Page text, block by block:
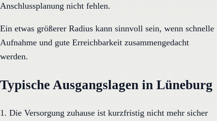
Anschlussplanung nicht fehlen.
Ein etwas größerer Radius kann sinnvoll sein, wenn schnelle
Aufnahme und gute Erreichbarkeit zusammengedacht
werden.
Typische Ausgangslagen in Lüneburg
1. Die Versorgung zuhause ist kurzfristig nicht mehr sicher